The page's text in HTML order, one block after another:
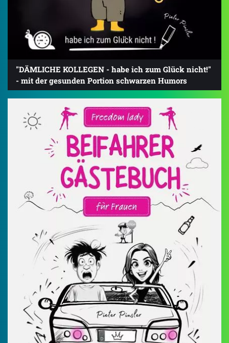
"DÄMLICHE KOLLEGEN - habe ich zum Glück nicht!"
- mit der gesunden Portion schwarzen Humors